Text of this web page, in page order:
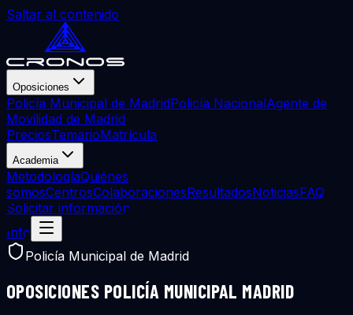
Saltar al contenido
Oposiciones
Policía Municipal de MadridPolicía NacionalAgente de
Movilidad de Madrid
PreciosTemarioMatrícula
Academia
MetodologíaQuiénes
somosCentrosColaboracionesResultadosNoticiasFAQ
Solicitar información
Info
Policía Municipal de Madrid
OPOSICIONES POLICÍA MUNICIPAL MADRID